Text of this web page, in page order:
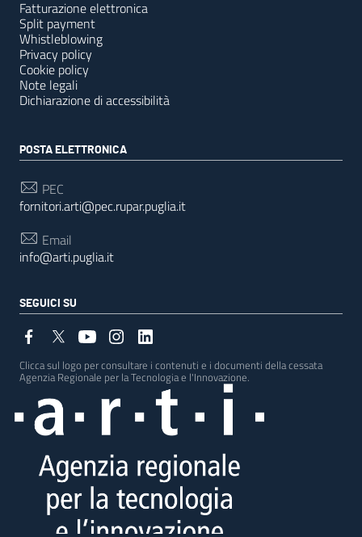
Fatturazione elettronica
Split payment
Whistleblowing
Privacy policy
Cookie policy
Note legali
Dichiarazione di accessibilità
POSTA ELETTRONICA
PEC
fornitori.arti@pec.rupar.puglia.it
Email
info@arti.puglia.it
SEGUICI SU
Clicca sul logo per consultare i contenuti e i documenti della cessata
Agenzia Regionale per la Tecnologia e l'Innovazione.